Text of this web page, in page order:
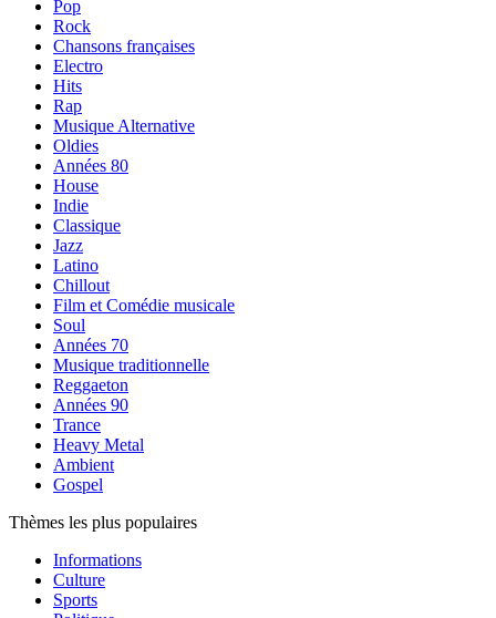
Pop
Rock
Chansons françaises
Electro
Hits
Rap
Musique Alternative
Oldies
Années 80
House
Indie
Classique
Jazz
Latino
Chillout
Film et Comédie musicale
Soul
Années 70
Musique traditionnelle
Reggaeton
Années 90
Trance
Heavy Metal
Ambient
Gospel
Thèmes les plus populaires
Informations
Culture
Sports